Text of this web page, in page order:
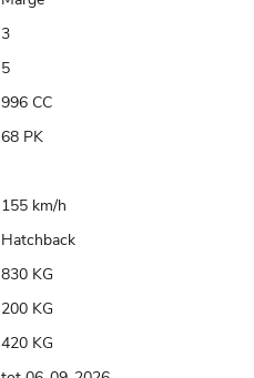
3
5
996 CC
68 PK
155 km/h
Hatchback
830 KG
200 KG
420 KG